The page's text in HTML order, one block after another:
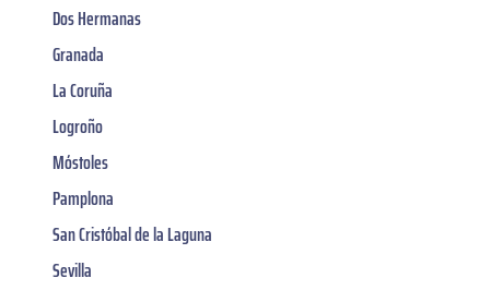
Dos Hermanas
Granada
La Coruña
Logroño
Móstoles
Pamplona
San Cristóbal de la Laguna
Sevilla